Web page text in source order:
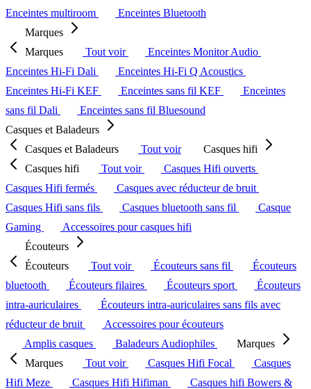
Enceintes multiroom
Enceintes Bluetooth
Marques
Marques
Tout voir
Enceintes Monitor Audio
Enceintes Hi-Fi Dali
Enceintes Hi-Fi Q Acoustics
Enceintes Hi-Fi KEF
Enceintes sans fil KEF
Enceintes
sans fil Dali
Enceintes sans fil Bluesound
Casques et Baladeurs
Casques et Baladeurs
Tout voir
Casques hifi
Casques hifi
Tout voir
Casques Hifi ouverts
Casques Hifi fermés
Casques avec réducteur de bruit
Casques Hifi sans fils
Casques bluetooth sans fil
Casque
Gaming
Accessoires pour casques hifi
Écouteurs
Écouteurs
Tout voir Écouteurs sans fil
Écouteurs
bluetooth
Écouteurs filaires Écouteurs sport
Écouteurs
intra-auriculaires
Écouteurs intra-auriculaires sans fils avec
réducteur de bruit
Accessoires pour écouteurs
Amplis casques
Baladeurs Audiophiles
Marques
Marques
Tout voir Casques Hifi Focal
Casques
Hifi Meze
Casques Hifi Hifiman
Casques hifi Bowers &